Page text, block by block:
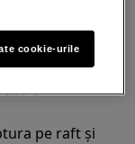
de carne
pe raft și
cookie-urile